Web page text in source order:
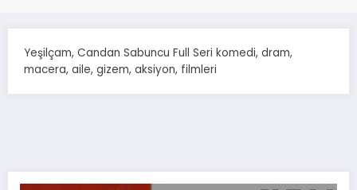
Yeşilçam, Candan Sabuncu Full Seri komedi, dram,
macera, aile, gizem, aksiyon, filmleri